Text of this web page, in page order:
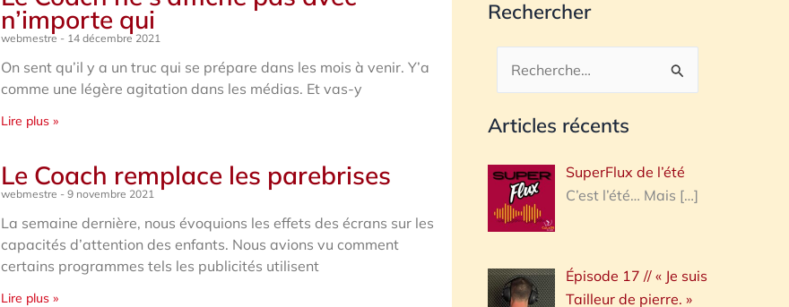
n’importe qui
webmestre 14 décembre 2021
On sent qu’il y a un truc qui se prépare dans les mois à venir. Y’a
comme une légère agitation dans les médias. Et vas-y
Lire plus »
Le Coach remplace les parebrises
webmestre 9 novembre 2021
La semaine dernière, nous évoquions les effets des écrans sur les
capacités d’attention des enfants. Nous avions vu comment
certains programmes tels les publicités utilisent
Lire plus »
Rechercher
Rechercher :
Articles récents
SuperFlux de l’été
C’est l’été… Mais […]
Épisode 17 // « Je suis
Tailleur de pierre. »